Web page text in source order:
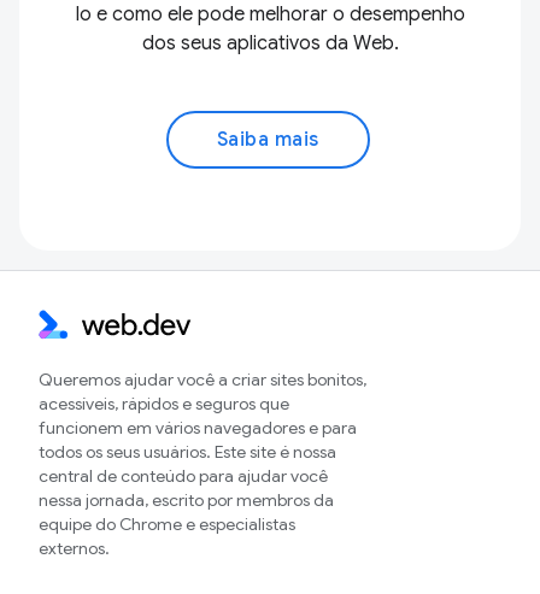
lo e como ele pode melhorar o desempenho
dos seus aplicativos da Web.
Saiba mais
Queremos ajudar você a criar sites bonitos,
acessíveis, rápidos e seguros que
funcionem em vários navegadores e para
todos os seus usuários. Este site é nossa
central de conteúdo para ajudar você
nessa jornada, escrito por membros da
equipe do Chrome e especialistas
externos.